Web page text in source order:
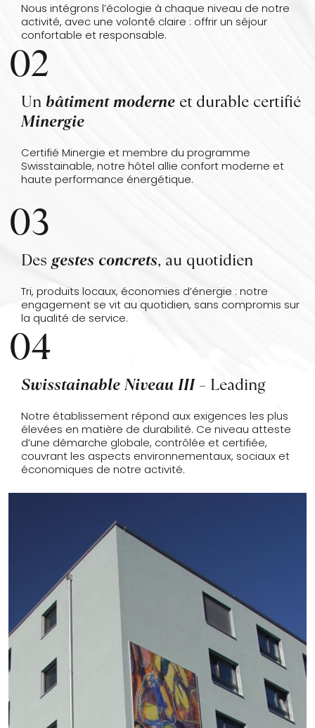
Nous intégrons l’écologie à chaque niveau de notre
activité, avec une volonté claire : offrir un séjour
confortable et responsable.
02
Un bâtiment moderne et durable certifié
Minergie
Certifié Minergie et membre du programme
Swisstainable, notre hôtel allie confort moderne et
haute performance énergétique.
03
Des gestes concrets, au quotidien
Tri, produits locaux, économies d’énergie : notre
engagement se vit au quotidien, sans compromis sur
la qualité de service.
04
Swisstainable Niveau III – Leading
Notre établissement répond aux exigences les plus
élevées en matière de durabilité. Ce niveau atteste
d’une démarche globale, contrôlée et certifiée,
couvrant les aspects environnementaux, sociaux et
économiques de notre activité.